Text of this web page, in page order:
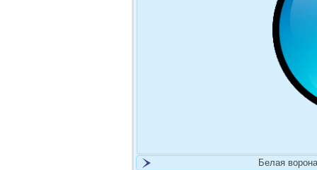
Белая